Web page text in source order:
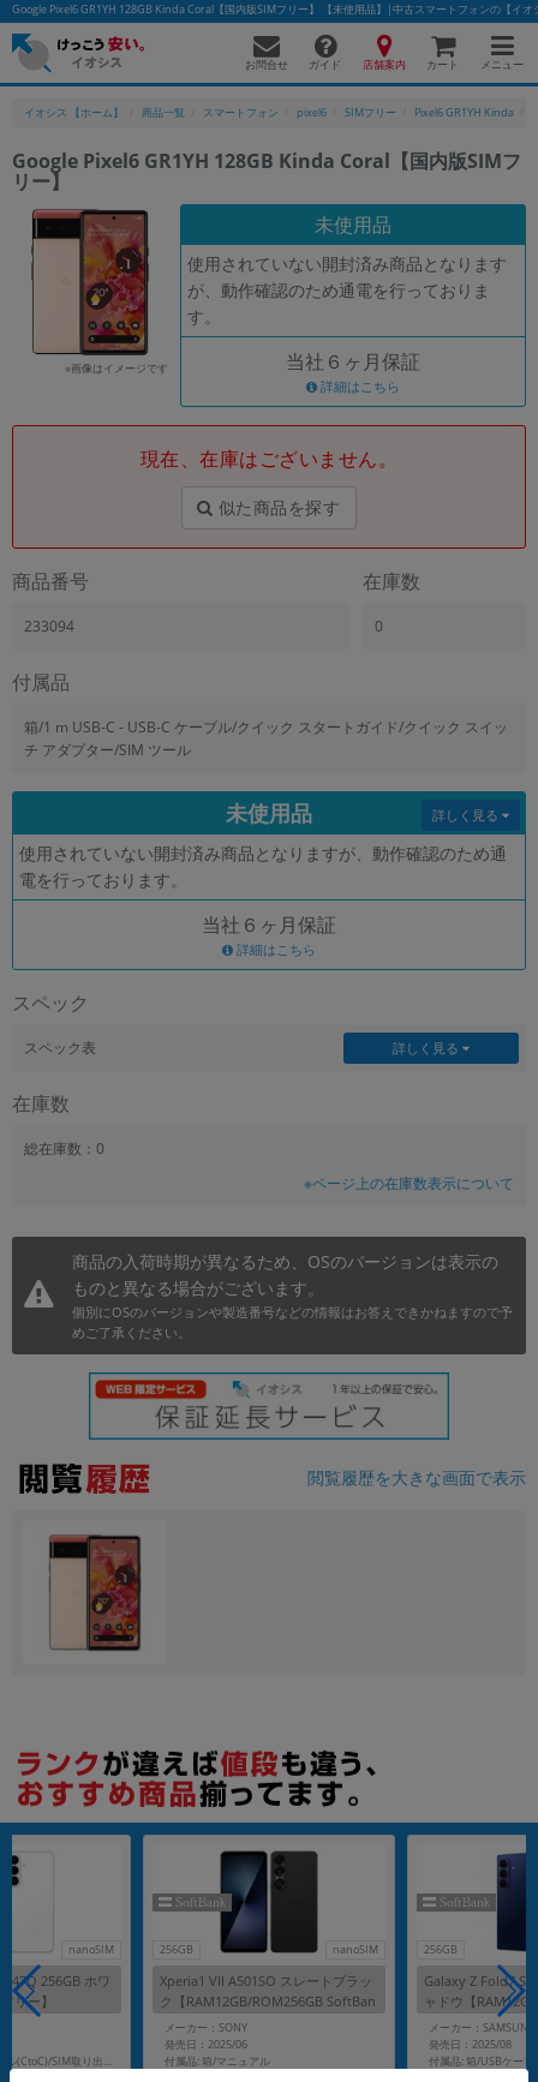
Google Pixel6 GR1YH 128GB Kinda Coral【国内版SIMフリー】 【未使用品】|中古スマートフォンの【イオ
お問合せ ガイド 店舗案内 カート メニュー
イオシス 【ホーム】 商品一覧 スマートフォン pixel6 SIMフリー Pixel6 GR1YH Kinda
Google Pixel6 GR1YH 128GB Kinda Coral【国内版SIMフ
リー】
※画像はイメージです
未使用品
使用されていない開封済み商品となります
が、動作確認のため通電を行っておりま
す。
当社６ヶ月保証
詳細はこちら
現在、在庫はございません。
似た商品を探す
商品番号
233094
在庫数
0
付属品
箱/1 m USB-C - USB-C ケーブル/クイック スタートガイド/クイック スイッ
チ アダプター/SIM ツール
未使用品
使用されていない開封済み商品となりますが、動作確認のため通
電を行っております。
詳しく見る
当社６ヶ月保証
詳細はこちら
スペック
スペック表 詳しく見る
在庫数
総在庫数：0
※ページ上の在庫数表示について
商品の入荷時期が異なるため、OSのバージョンは表示の
ものと異なる場合がございます。
個別にOSのバージョンや製造番号などの情報はお答えできかねますので予
めご了承ください。
閲覧履歴を大きな画面で表示
nanoSIM
256GB ホワ
リー】
付属品: 箱/USBケーブル(CtoC)/SIM取り出し用ピン/クイックスタートガイド
256GB nanoSIM
Xperia1 VII A501SO スレートブラッ
ク【RAM12GB/ROM256GB SoftBan
k版SIMフリー】
メーカー：SONY
発売日：2025/06
付属品: 箱/マニュアル
256GB
Galaxy Z Fold7
ャドウ【
Bank版SIMフリー
メーカー：SAMSUNG
発売日：2025/08
フリーワード
除外ワード
人気の検索ワード： Let's note
「スマートフォン」「タブレット」など
メーカー
「Apple」「SONY」「SHARP」など
機能・特徴
ドライブ
ランク
商品状態の絞り込み
「新品」「未使用」「中古」など
OS
OSの絞り込み
メモリ
モニタサイズ
円 ～ 円